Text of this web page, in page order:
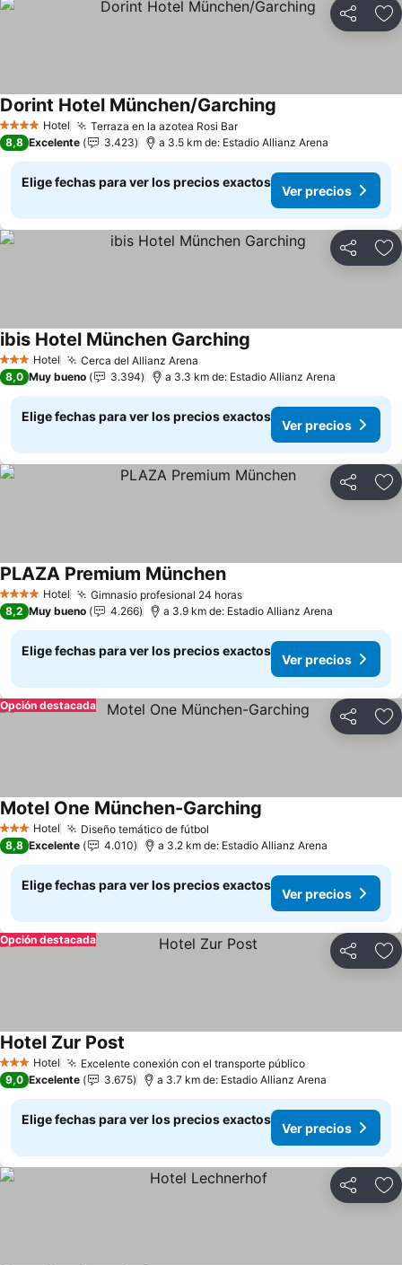
Compartir
4 EstrellasHotel Terraza en la azotea Rosi BarVer precios
Dorint Hotel München/Garching
8,8 Excelente 3.423 a 3.5 km de: Estadio Allianz Arena
Elige fechas para ver los precios exactos
Ver precios
Compartir
3 Estrellas
Hotel Cerca del Allianz Arena
ibis Hotel München Garching
8,0 Muy bueno 3.394 a 3.3 km de: Estadio Allianz Arena
Elige fechas para ver los precios exactos
Ver precios
Compartir
4 EstrellasHotel Gimnasio profesional 24 horasVer precios
PLAZA Premium MünchenVer precios
8,2 Muy bueno 4.266 a 3.9 km de: Estadio Allianz Arena
Elige fechas para ver los precios exactos
Ver precios
Compartir
Opción destacada
3 Estrellas
Hotel Diseño temático de fútbol
Motel One München-Garching
8,8 Excelente 4.010 a 3.2 km de: Estadio Allianz Arena
Elige fechas para ver los precios exactos
Ver precios
Compartir
Opción destacada
3 Estrellas
Hotel Excelente conexión con el transporte públicoVer precios
Hotel Zur Post
9,0 Excelente 3.675 a 3.7 km de: Estadio Allianz Arena
Elige fechas para ver los precios exactos
Ver precios
Compartir